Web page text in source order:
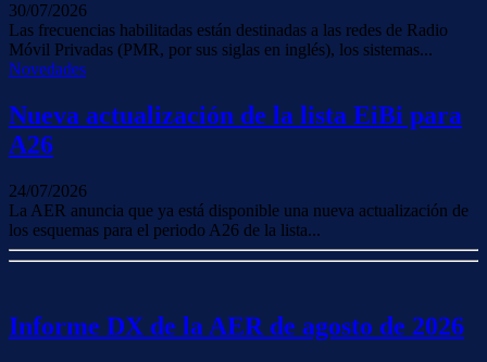
30/07/2026
Las frecuencias habilitadas están destinadas a las redes de Radio
Móvil Privadas (PMR, por sus siglas en inglés), los sistemas...
Novedades
Nueva actualización de la lista EiBi para
A26
24/07/2026
La AER anuncia que ya está disponible una nueva actualización de
los esquemas para el periodo A26 de la lista...
Informe DX de la AER de agosto de 2026